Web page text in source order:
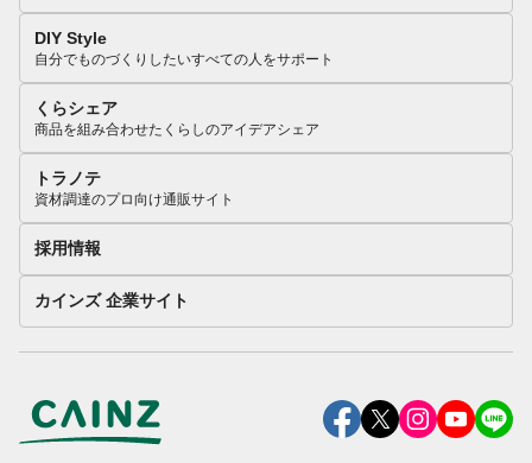
DIY Style
自分でものづくりしたいすべての人をサポート
くらシェア
商品を組み合わせたくらしのアイデアシェア
トラノテ
資材調達のプロ向け通販サイト
採用情報
カインズ 企業サイト